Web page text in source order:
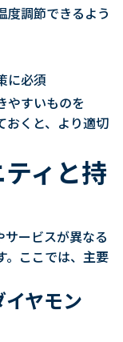
度調節できるよう
に必須
やすいものを
おくと、より適切
ティと持
ービスが異なる
。ここでは、主要
ヤモン